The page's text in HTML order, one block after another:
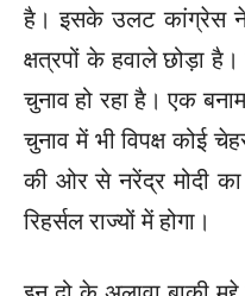
है। इसके उलट कांग्रेस ने
क्षत्रपों के हवाले छोड़ा है।
चुनाव हो रहा है। एक
चुनाव में भी विपक्ष कोई
की ओर से नरेंद्र मोदी
रिहर्सल राज्यों में होगा।